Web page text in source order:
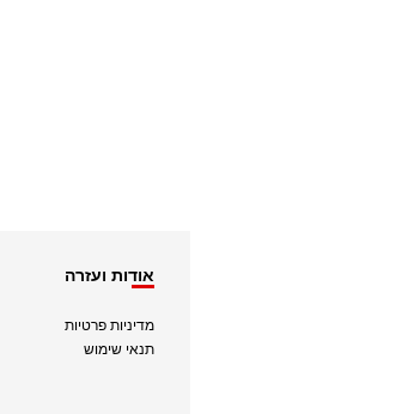
אודות ועזרה
מדיניות פרטיות
תנאי שימוש